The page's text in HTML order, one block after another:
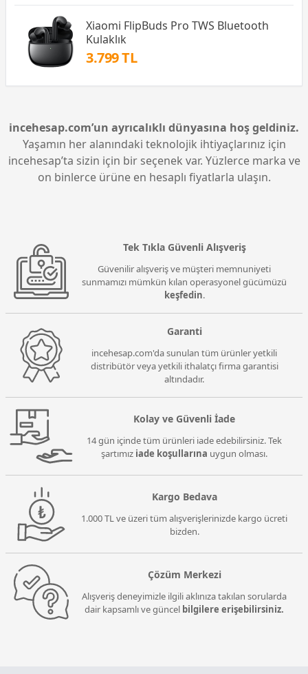
Xiaomi FlipBuds Pro TWS Bluetooth
Kulaklık
3.799 TL
incehesap.com’un ayrıcalıklı dünyasına hoş geldiniz.
Yaşamın her alanındaki teknolojik ihtiyaçlarınız için
incehesap’ta sizin için bir seçenek var. Yüzlerce marka ve
on binlerce ürüne en hesaplı fiyatlarla ulaşın.
Tek Tıkla Güvenli Alışveriş
Güvenilir alışveriş ve müşteri memnuniyeti
sunmamızı mümkün kılan operasyonel gücümüzü
keşfedin.
Garanti
incehesap.com'da sunulan tüm ürünler yetkili
distribütör veya yetkili ithalatçı firma garantisi
altındadır.
Kolay ve Güvenli İade
14 gün içinde tüm ürünleri iade edebilirsiniz. Tek
şartımız iade koşullarına uygun olması.
Kargo Bedava
1.000 TL ve üzeri tüm alışverişlerinizde kargo ücreti
bizden.
Çözüm Merkezi
Alışveriş deneyimizle ilgili aklınıza takılan sorularda
dair kapsamlı ve güncel bilgilere erişebilirsiniz.